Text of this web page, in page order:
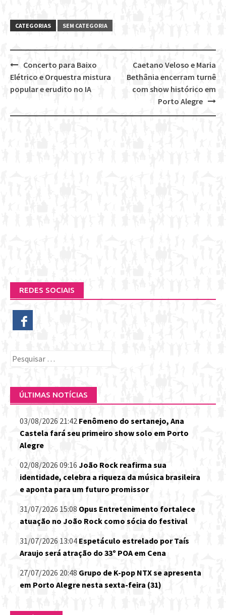
CATEGORIAS SEM CATEGORIA
Post
navigation
Caetano Veloso e Maria
Bethânia encerram turnê
com show histórico em
Porto Alegre
Concerto para Baixo
Elétrico e Orquestra mistura
popular e erudito no IA
REDES SOCIAIS
Pesquisar
ÚLTIMAS NOTÍCIAS
03/08/2026 21:42 Fenômeno do sertanejo, Ana
Castela fará seu primeiro show solo em Porto
Alegre
02/08/2026 09:16 João Rock reafirma sua
identidade, celebra a riqueza da música brasileira
e aponta para um futuro promissor
31/07/2026 15:08 Opus Entretenimento fortalece
atuação no João Rock como sócia do festival
31/07/2026 13:04 Espetáculo estrelado por Taís
Araujo será atração do 33º POA em Cena
27/07/2026 20:48 Grupo de K-pop NTX se apresenta
em Porto Alegre nesta sexta-feira (31)